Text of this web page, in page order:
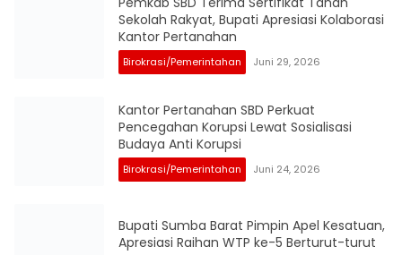
Sekolah Rakyat, Bupati Apresiasi Kolaborasi
Kantor Pertanahan
Birokrasi/Pemerintahan Juni 29, 2026
Kantor Pertanahan SBD Perkuat
Pencegahan Korupsi Lewat Sosialisasi
Budaya Anti Korupsi
Birokrasi/Pemerintahan Juni 24, 2026
Bupati Sumba Barat Pimpin Apel Kesatuan,
Apresiasi Raihan WTP ke-5 Berturut-turut